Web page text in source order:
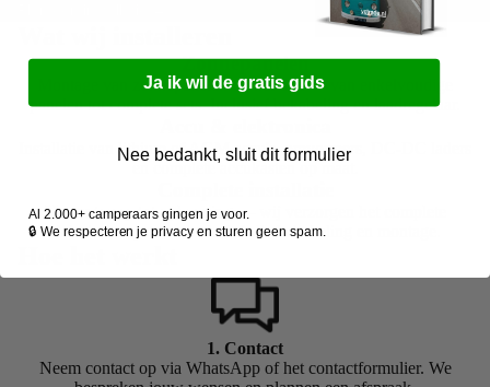
Zonnepanelen
Montage van zonnepanelen op het dak — van enkelvoudige
panelen tot complete sets. Inclusief bekabeling en laadregelaar.
Installatie van lithium of AGM accu's, omvormers, DC-DC laders
en complete accukasten op maat.
Van ontwerp tot oplevering — wij verzorgen het complete
elektrische systeem inclusief alle bekabeling en montage.
1. Contact
Neem contact op via WhatsApp of het contactformulier. We
Ja ik wil de gratis gids
Nee bedankt, sluit dit formulier
Al 2.000+ camperaars gingen je voor.
🔒 We respecteren je privacy en sturen geen spam.